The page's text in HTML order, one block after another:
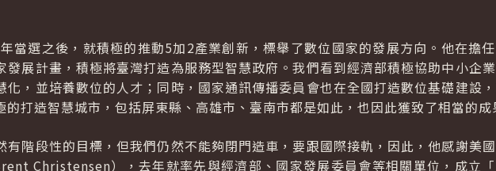
當選之後，就積極的推動5加2產業創新，標舉了數位國家的發展方向。他在擔
發展計畫，積極將臺灣打造為服務型智慧政府。我們看到經濟部積極協助中小企
化，並培養數位的人才；同時，國家通訊傳播委員會也在全國打造數位基礎建設
打造智慧城市，包括屏東縣、高雄市、臺南市都是如此，也因此獲致了相當的成
有階段性的目標，但我們仍然不能夠閉門造車，要跟國際接軌，因此，他感謝美
Christensen），去年就率先與經濟部、國家發展委員會等相關單位，成立